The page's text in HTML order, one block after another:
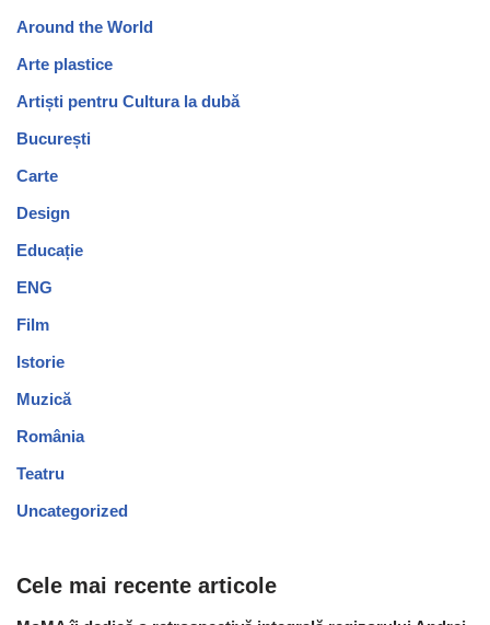
Around the World
Arte plastice
Artiști pentru Cultura la dubă
București
Carte
Design
Educație
ENG
Film
Istorie
Muzică
România
Teatru
Uncategorized
Cele mai recente articole